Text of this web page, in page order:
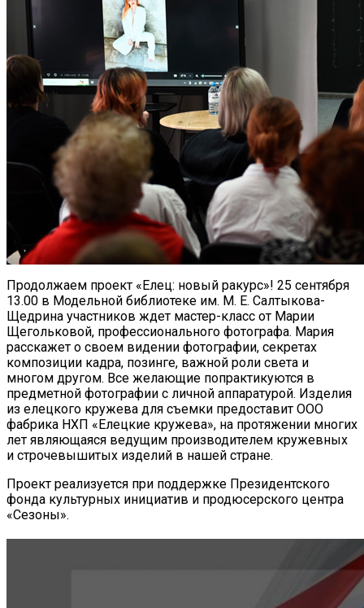
Продолжаем проект «Елец: новый ракурс»! 25 сентября
13.00 в Модельной библиотеке им. М. Е. Салтыкова-
Щедрина участников ждет мастер-класс от Марии
Щегольковой, профессионального фотографа. Мария
расскажет о своем видении фотографии, секретах
композиции кадра, позинге, важной роли света и
многом другом. Все желающие попрактикуются в
предметной фотографии с личной аппаратурой. Изделия
из елецкого кружева для съемки предоставит ООО
фабрика НХП «Елецкие кружева», на протяжении многих
лет являющаяся ведущим производителем кружевных
и строчевышитых изделий в нашей стране.
Проект реализуется при поддержке Президентского
фонда культурных инициатив и продюсерского центра
«Сезоны».